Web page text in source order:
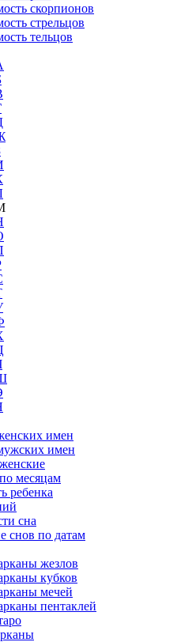
скорпионов
стрельцов
тельцов
имен
имен
месяцам
ребенка
сна
снов по датам
жезлов
кубков
мечей
пентаклей